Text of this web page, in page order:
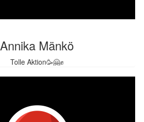
Annika Mänkö
Tolle Aktion🥳🤗✊️